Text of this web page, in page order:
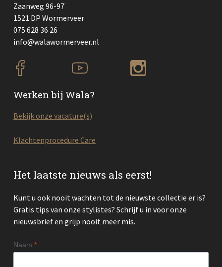
Zaanweg 96-97
1521 DP Wormerveer
075 628 36 26
info@walawormerveer.nl
Werken bij Wala?
Bekijk onze vacature(s)
Klachtenprocedure Care
Het laatste nieuws als eerst!
Kunt u ook nooit wachten tot de nieuwste collectie er is?
Gratis tips van onze stylistes? Schrijf u in voor onze
nieuwsbrief en grijp nooit meer mis.
Naam*